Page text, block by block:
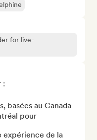
for live-
:
basées au Canada
pour
expérience de la